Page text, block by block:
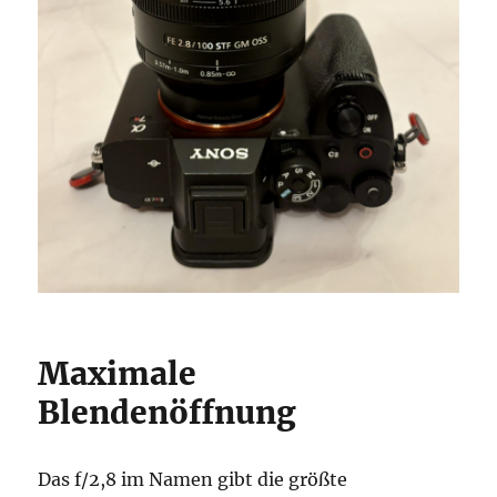
Maximale
Blendenöffnung
Das f/2,8 im Namen gibt die größte